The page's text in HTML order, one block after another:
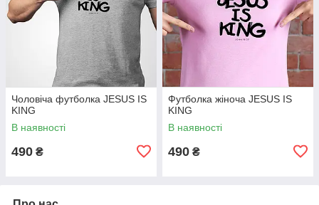
Чоловіча футболка JESUS IS
KING
В наявності
490 ₴
Футболка жіноча JESUS IS
KING
В наявності
490 ₴